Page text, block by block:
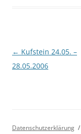
Beitragsnavigation
← Kufstein 24.05. –
28.05.2006
Datenschutzerklärung